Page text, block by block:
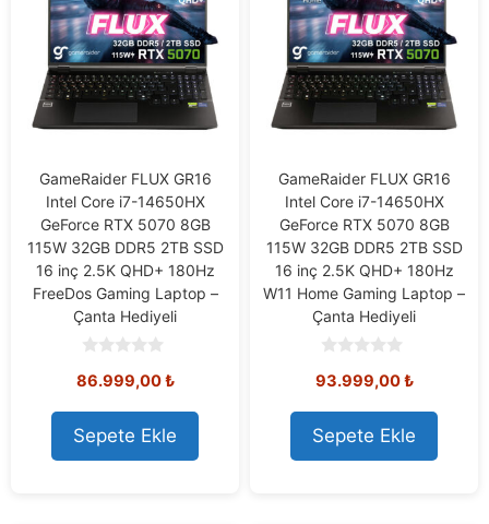
GameRaider FLUX GR16
Intel Core i7-14650HX
GeForce RTX 5070 8GB
115W 32GB DDR5 2TB SSD
16 inç 2.5K QHD+ 180Hz
FreeDos Gaming Laptop –
Çanta Hediyeli
o
t
o
f
5
86.999,00₺
Sepete Ekle
GameRaider FLUX GR16
Intel Core i7-14650HX
GeForce RTX 5070 8GB
115W 32GB DDR5 2TB SSD
16 inç 2.5K QHD+ 180Hz
W11 Home Gaming Laptop –
Çanta Hediyeli
o
t
o
f
5
93.999,00₺
Sepete Ekle